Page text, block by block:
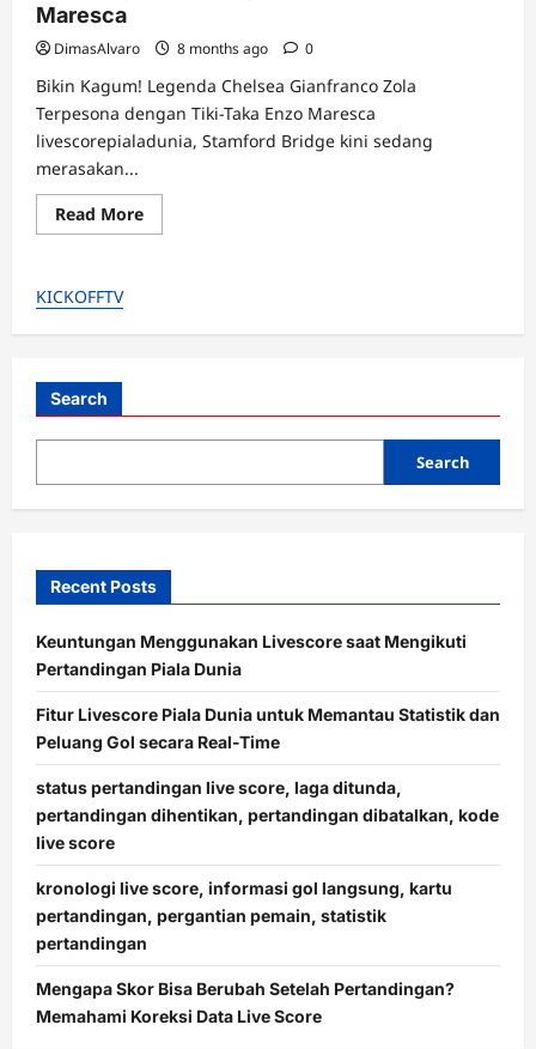
Maresca
DimasAlvaro 8 months ago 0
Bikin Kagum! Legenda Chelsea Gianfranco Zola
Terpesona dengan Tiki-Taka Enzo Maresca
livescorepialadunia, Stamford Bridge kini sedang
merasakan...
Read MoreRead
more
Gianfranco
Taka
Maresca
KICKOFFTV
Search
Search
Recent Posts
Keuntungan Menggunakan Livescore saat Mengikuti
Pertandingan Piala Dunia
Fitur Livescore Piala Dunia untuk Memantau Statistik dan
Peluang Gol secara Real-Time
status pertandingan live score, laga ditunda,
pertandingan dihentikan, pertandingan dibatalkan, kode
live score
kronologi live score, informasi gol langsung, kartu
pertandingan, pergantian pemain, statistik
pertandingan
Mengapa Skor Bisa Berubah Setelah Pertandingan?
Memahami Koreksi Data Live Score